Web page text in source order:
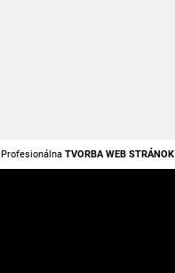
Profesionálna TVORBA WEB STRÁNOK